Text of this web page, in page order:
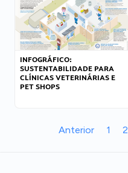
INFOGRÁFICO:
SUSTENTABILIDADE PARA
CLÍNICAS VETERINÁRIAS E
PET SHOPS
Anterior 1 2